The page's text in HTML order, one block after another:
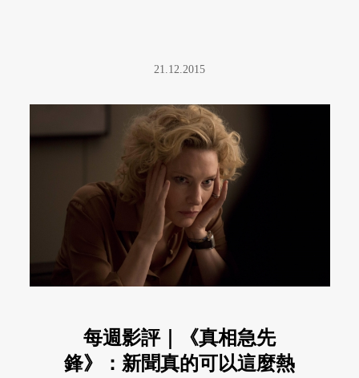
21.12.2015
每週影評｜《真相急先
鋒》：新聞真的可以這麼熱